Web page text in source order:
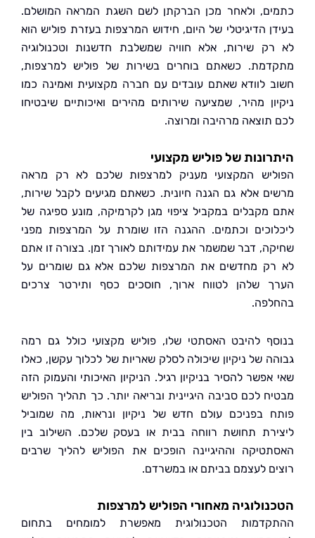
ולאחר מכן הברקתן לשם השגת המראה המושלם.
הדיגיטלי של היום, חידוש המרצפות בעזרת פוליש הוא
שירות, אלא חוויה שמשלבת חדשנות וטכנולוגיה
כשאתם בוחרים בשירות של פוליש למרצפות,
לוודא שאתם עובדים עם חברה מקצועית ואמינה כמו
מהיר, שמציעה שירותים מהירים ואיכותיים שיבטיחו
מרהיבה ומרוצה.
של פוליש מקצועי
המקצועי מעניק למרצפות שלכם לא רק מראה
אלא גם הגנה חיונית. כשאתם מגיעים לקבל שירות,
במקביל ציפוי מגן לקרמיקה, מונע ספיגה של
וכתמים. ההגנה הזו שומרת על המרצפות מפני
דבר שמשמר את עמידותם לאורך זמן. בצורה זו אתם
מחדשים את המרצפות שלכם אלא גם שומרים על
שלהן לטווח ארוך, חוסכים כסף ותירטר צרכים
להיבט האסתטי שלו, פוליש מקצועי כולל גם רמה
של ניקיון שיכולה לסלק שאריות של לכלוך עקשן, כאלו
להסיר בניקיון רגיל. הניקיון האיכותי והעמוק הזה
לכם סביבה היגיינית ובריאה יותר. כך תהליך הפוליש
בפניכם עולם חדש של ניקיון ונראות, מה שמוביל
תחושת רווחה בבית או בעסק שלכם. השילוב בין
וההיגיינה הופכים את הפוליש להליך שרבים
לעצמם בביתם או במשרדם.
מאחורי הפוליש למרצפות
הטכנולוגית מאפשרת למומחים בתחום